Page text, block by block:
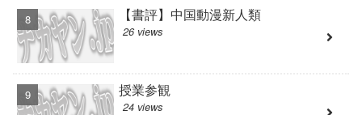
【書評】中国動漫新人類
26 views
授業参観
24 views